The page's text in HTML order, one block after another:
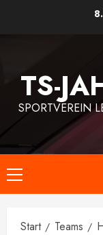
TS-
SPORTVEREIN
Primäres
Menü
Start Teams